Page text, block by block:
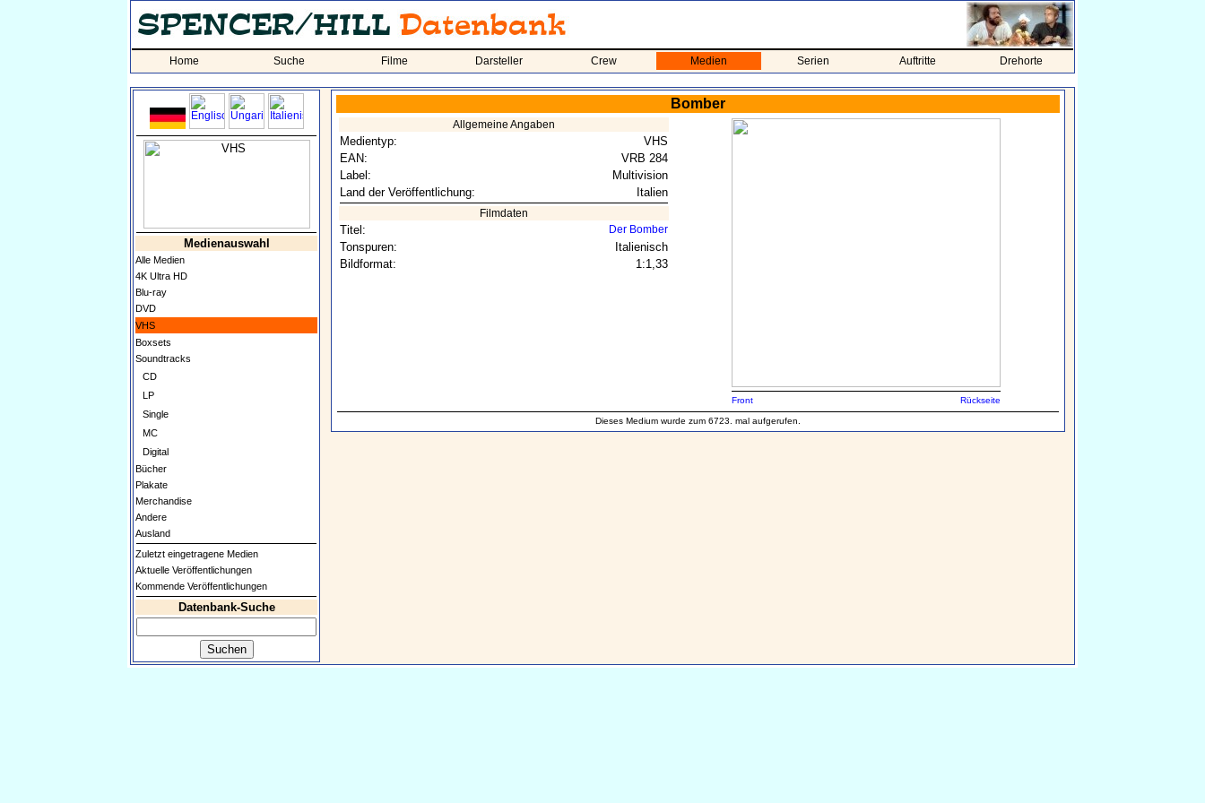
Home Suche Filme Darsteller Crew Medien Serien Auftritte Drehorte
Medienauswahl
Alle Medien
4K Ultra HD
Blu-ray
DVD
VHS
Boxsets
Soundtracks
CD
LP
Single
MC
Digital
Bücher
Plakate
Merchandise
Andere
Ausland
Zuletzt eingetragene Medien
Aktuelle Veröffentlichungen
Kommende Veröffentlichungen
Datenbank-Suche
Bomber
Allgemeine Angaben
Medientyp:
VHS
EAN:
VRB 284
Label:
Multivision
Land der Veröffentlichung:
Italien
Filmdaten
Titel: Der Bomber
Tonspuren:
Italienisch
Bildformat:
1:1,33
Front Rückseite
Dieses Medium wurde zum 6723. mal aufgerufen.